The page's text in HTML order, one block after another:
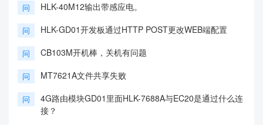
问 HLK-40M12输出带感应电。
问 HLK-GD01开发板通过HTTP POST更改WEB端配置
问 CB103M开机棒，关机有问题
问 MT7621A文件共享失败
问
4G路由模块GD01里面HLK-7688A与EC20是通过什么连
接？